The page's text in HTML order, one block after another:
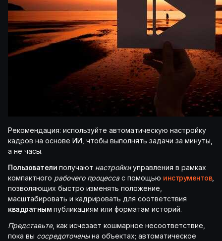
Рекомендация: используйте автоматическую настройку
кадров на основе ИИ, чтобы выполнять задачи за минуты,
а не часы.
Пользователи получают настройкиуправления в рамках
компактного рабочего процессас помощью инструментов,
позволяющих быстро изменять положение,
масштабировать и кадрировать для соответствия
квадратным публикациям или форматам историй.
Представьте, как исчезает кошмарное несоответствие,
пока вы сосредоточенына объектах; автоматическое